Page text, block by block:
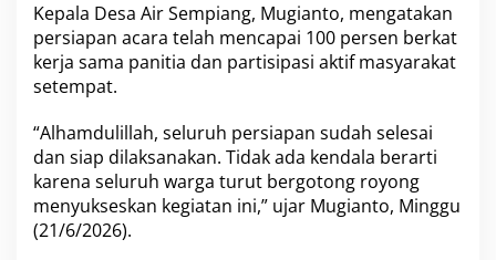
e
l
r
m
b
u
t
T
Kepala Desa Air Sempiang, Mugianto, mengatakan
persiapan acara telah mencapai 100 persen berkat
kerja sama panitia dan partisipasi aktif masyarakat
setempat.
“Alhamdulillah, seluruh persiapan sudah selesai
dan siap dilaksanakan. Tidak ada kendala berarti
karena seluruh warga turut bergotong royong
menyukseskan kegiatan ini,” ujar Mugianto, Minggu
(21/6/2026).